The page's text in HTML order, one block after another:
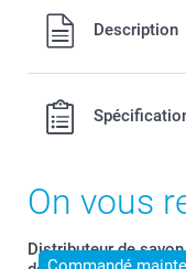
Tous les prix sont
port.
Description
On vous
Distributeur de